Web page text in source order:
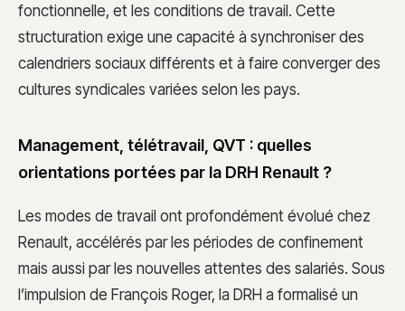
fonctionnelle, et les conditions de travail. Cette
structuration exige une capacité à synchroniser des
calendriers sociaux différents et à faire converger des
cultures syndicales variées selon les pays.
Management, télétravail, QVT : quelles
orientations portées par la DRH Renault ?
Les modes de travail ont profondément évolué chez
Renault, accélérés par les périodes de confinement
mais aussi par les nouvelles attentes des salariés. Sous
l’impulsion de François Roger, la DRH a formalisé un